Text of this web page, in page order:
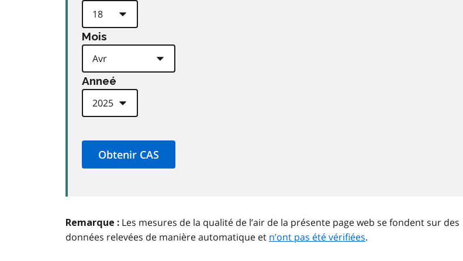
Mois
Anneé
Remarque : Les mesures de la qualité de l’air de la présente page web se fondent sur des
données relevées de manière automatique et n’ont pas été vérifiées.